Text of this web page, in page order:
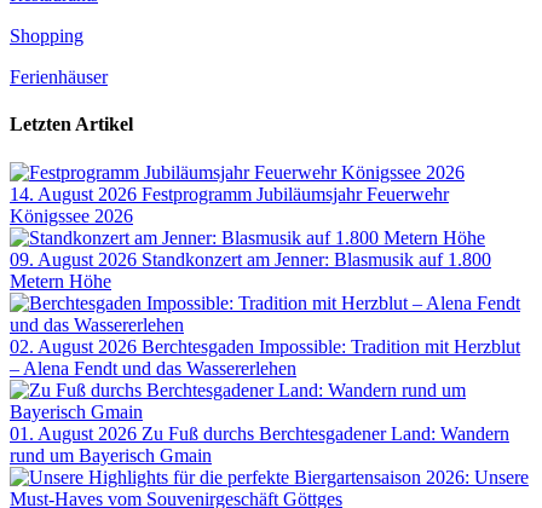
Shopping
Ferienhäuser
Letzten Artikel
14. August 2026 Festprogramm Jubiläumsjahr Feuerwehr
Königssee 2026
09. August 2026 Standkonzert am Jenner: Blasmusik auf 1.800
Metern Höhe
02. August 2026 Berchtesgaden Impossible: Tradition mit Herzblut
– Alena Fendt und das Wassererlehen
01. August 2026 Zu Fuß durchs Berchtesgadener Land: Wandern
rund um Bayerisch Gmain